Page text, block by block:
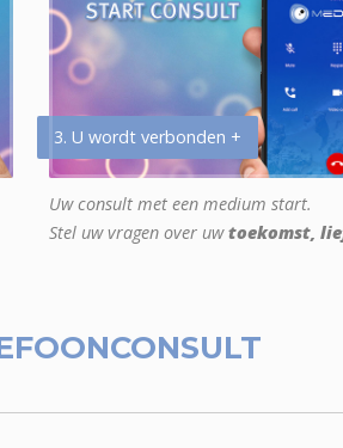
3. U wordt verbonden +
Uw consult met een medium start.
Stel uw vragen over uwtoekomst,